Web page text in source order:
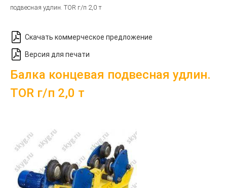
подвесная удлин. TOR г/п 2,0 т
Скачать коммерческое предложение
Версия для печати
Балка концевая подвесная удлин.
TOR г/п 2,0 т